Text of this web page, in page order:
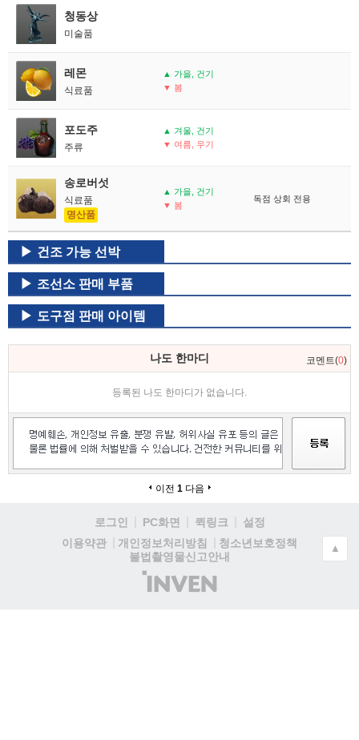
청동상
미술품
레몬
식료품
▲ 가을, 건기
▼ 봄
포도주
주류
▲ 겨울, 건기
▼ 여름, 우기
송로버섯
식료품
명산품
▲ 가을, 건기
▼ 봄
독점 상회 전용
건조 가능 선박
도구점 판매 아이템
조선소 판매 부품
나도 한마디 코멘트(0)
등록된 나도 한마디가 없습니다.
이전 1 다음
로그인 PC화면 퀵링크
설정
이용약관
개인정보처리방침
청소년보호정책
불법촬영물신고안내
(주)
인
▲